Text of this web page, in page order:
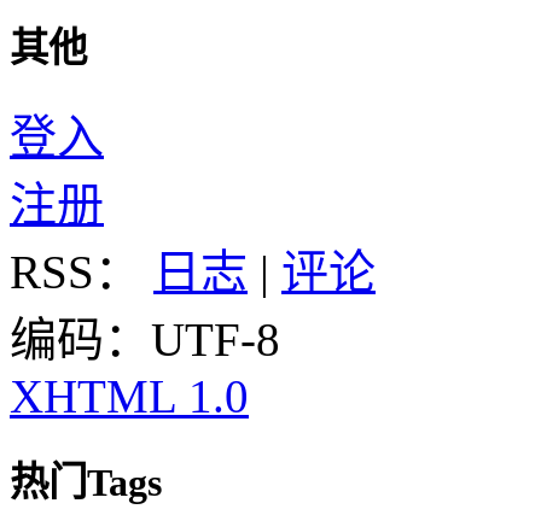
其他
登入
注册
RSS：
日志 | 评论
编码：UTF-8
XHTML 1.0
热门Tags